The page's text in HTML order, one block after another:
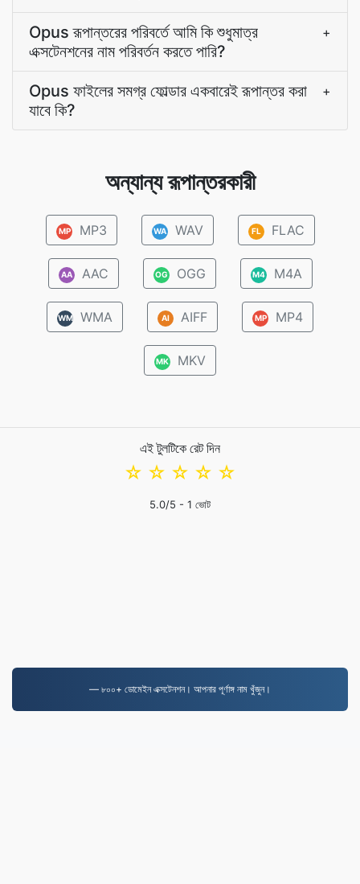
Opus রূপান্তরের পরিবর্তে আমি কি শুধুমাত্র
এক্সটেনশনের নাম পরিবর্তন করতে পারি?
+
Opus ফাইলের সমগ্র ফোল্ডার একবারেই রূপান্তর করা
যাবে কি?
+
অন্যান্য রূপান্তরকারী
MP MP3 WA WAV FL FLAC
AA AAC OG OGG M4 M4A
WM WMA AI AIFF MP MP4
MK MKV
এই টুলটিকে রেট দিন
☆
☆
☆
☆
☆
5.0/5 - 1 ভোট
— ৮০০+ ডোমেইন এক্সটেনশন। আপনার পূর্ণাঙ্গ নাম খুঁজুন।